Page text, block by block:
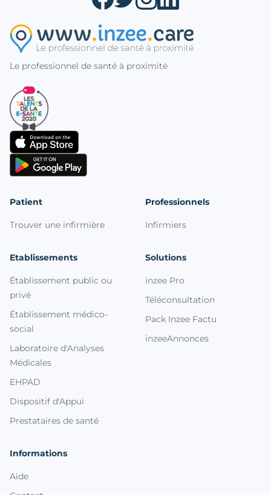
Le professionnel de santé à proximité
Patient
Trouver une infirmière
Professionnels
Infirmiers
Etablissements
Établissement public ou
privé
Établissement médico-
social
Laboratoire d'Analyses
Médicales
EHPAD
Dispositif d'Appui
Prestataires de santé
Solutions
inzee Pro
Téléconsultation
Pack Inzee Factu
inzeeAnnonces
Informations
Aide